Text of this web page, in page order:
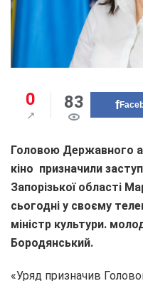
0 83
Головою Державного
кіно призначили
Запорізької області
сьогодні у своєму
міністр культури.
Бородянський.
«Уряд призначив